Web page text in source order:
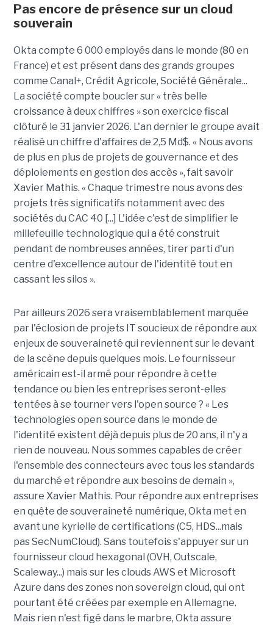
Pas encore de présence sur un cloud
souverain
Okta compte 6 000 employés dans le monde (80 en
France) et est présent dans des grands groupes
comme Canal+, Crédit Agricole, Société Générale...
La société compte boucler sur « très belle
croissance à deux chiffres » son exercice fiscal
clôturé le 31 janvier 2026. L'an dernier le groupe avait
réalisé un chiffre d'affaires de 2,5 Md$. « Nous avons
de plus en plus de projets de gouvernance et des
déploiements en gestion des accès », fait savoir
Xavier Mathis. « Chaque trimestre nous avons des
projets très significatifs notamment avec des
sociétés du CAC 40 [...] L'idée c'est de simplifier le
millefeuille technologique qui a été construit
pendant de nombreuses années, tirer parti d'un
centre d'excellence autour de l'identité tout en
cassant les silos ».
Par ailleurs 2026 sera vraisemblablement marquée
par l'éclosion de projets IT soucieux de répondre aux
enjeux de souveraineté qui reviennent sur le devant
de la scène depuis quelques mois. Le fournisseur
américain est-il armé pour répondre à cette
tendance ou bien les entreprises seront-elles
tentées à se tourner vers l'open source ? « Les
technologies open source dans le monde de
l'identité existent déjà depuis plus de 20 ans, il n'y a
rien de nouveau. Nous sommes capables de créer
l'ensemble des connecteurs avec tous les standards
du marché et répondre aux besoins de demain »,
assure Xavier Mathis. Pour répondre aux entreprises
en quête de souveraineté numérique, Okta met en
avant une kyrielle de certifications (C5, HDS...mais
pas SecNumCloud). Sans toutefois s'appuyer sur un
fournisseur cloud hexagonal (OVH, Outscale,
Scaleway...) mais sur les clouds AWS et Microsoft
Azure dans des zones non sovereign cloud, qui ont
pourtant été créées par exemple en Allemagne.
Mais rien n'est figé dans le marbre, Okta assure